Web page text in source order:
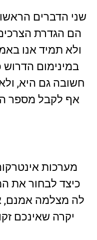
שני הדברים
הם הגדרת
ולא תמיד אנו
במינימום
חשובה גם היא,
אף לקבל מספר
מערכות
כיצד לבחור את
לה מצלמה אמנם,
יקרה שאינכם